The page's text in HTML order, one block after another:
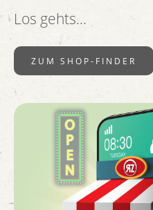
Los gehts...
ZUM SHOP-FINDER